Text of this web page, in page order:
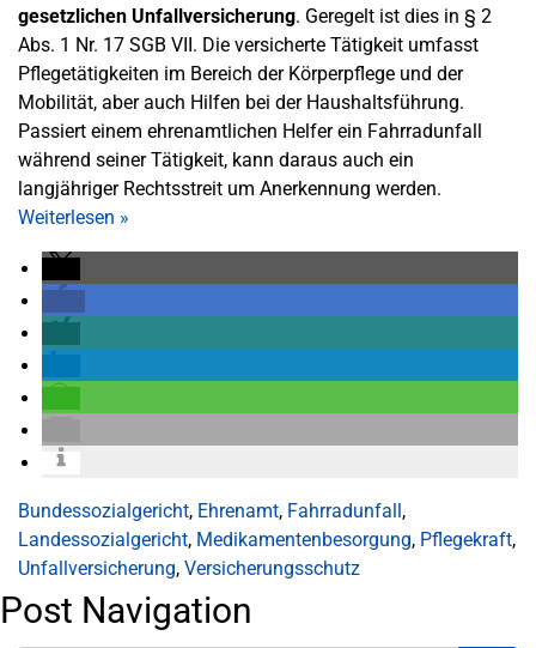
gesetzlichen Unfallversicherung. Geregelt ist dies in § 2
Abs. 1 Nr. 17 SGB VII. Die versicherte Tätigkeit umfasst
Pflegetätigkeiten im Bereich der Körperpflege und der
Mobilität, aber auch Hilfen bei der Haushaltsführung.
Passiert einem ehrenamtlichen Helfer ein Fahrradunfall
während seiner Tätigkeit, kann daraus auch ein
langjähriger Rechtsstreit um Anerkennung werden.
Weiterlesen »
Bundessozialgericht, Ehrenamt, Fahrradunfall,
Landessozialgericht, Medikamentenbesorgung, Pflegekraft,
Unfallversicherung, Versicherungsschutz
Post Navigation